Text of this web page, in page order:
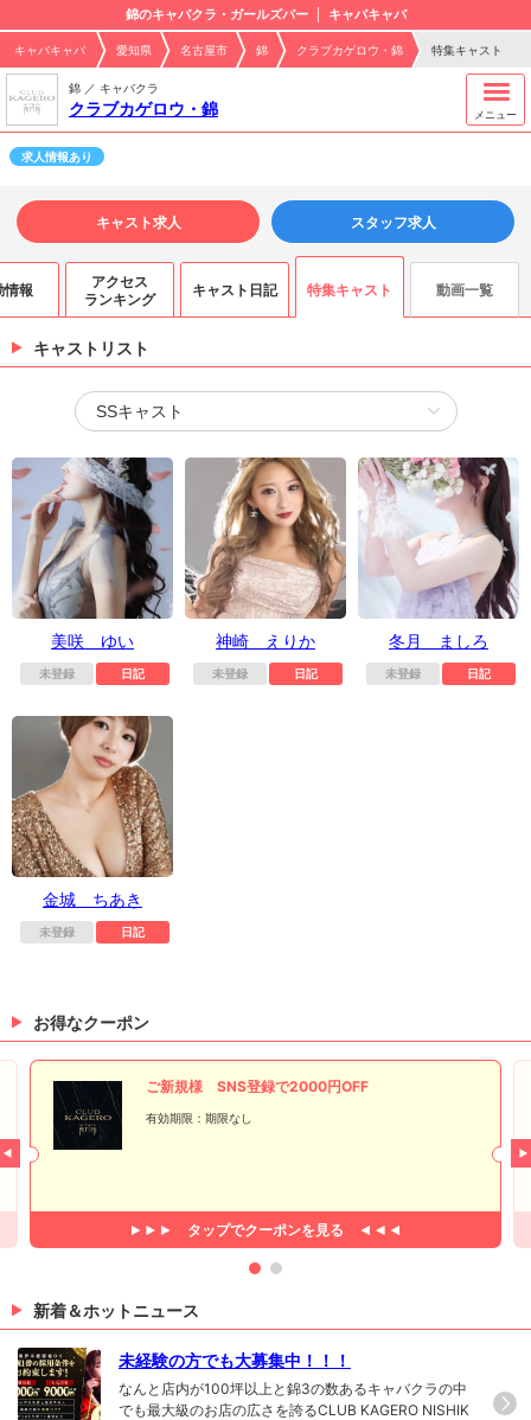
錦のキャバクラ・ガールズバー キャバキャバ
キャバキャバ 愛知県 名古屋市 錦 クラブカゲロウ・錦 特集キャスト
錦 ／ キャバクラ
クラブカゲロウ・錦 メニュー
求人情報あり
キャスト求人 スタッフ求人
情報
アクセス
ランキング
キャスト日記 特集キャスト 動画一覧
キャストリスト
美咲 ゆい
未登録 日記
神崎 えりか
未登録 日記
冬月 ましろ
未登録 日記
金城 ちあき
未登録 日記
お得なクーポン
ご新規様 SNS登録で2000円OFF
有効期限：期限なし
タップでクーポンを見る
新着＆ホットニュース
未経験の方でも大募集中！！！
なんと店内が100坪以上と錦3の数あるキャバクラの中
でも最大級のお店の広さを誇るCLUB KAGERO NISHIK